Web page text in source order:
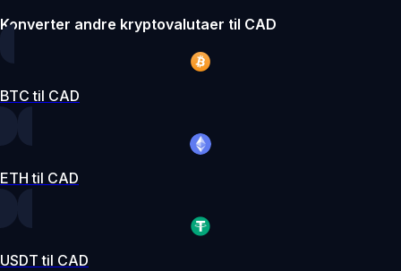
Konverter andre kryptovalutaer til CAD
BTC til CAD
ETH til CAD
USDT til CAD